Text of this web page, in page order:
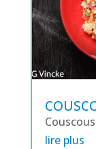
lire plus